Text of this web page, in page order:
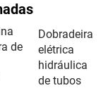
de
Dobradeira
elétrica
hidráulica
de tubos